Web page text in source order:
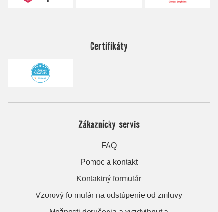
Certifikáty
Zákaznícky servis
FAQ
Pomoc a kontakt
Kontaktný formulár
Vzorový formulár na odstúpenie od zmluvy